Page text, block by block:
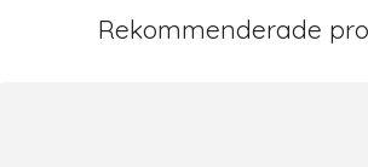
Rekommenderade